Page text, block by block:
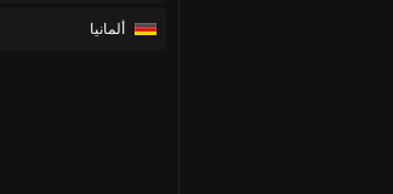
ألمانيا